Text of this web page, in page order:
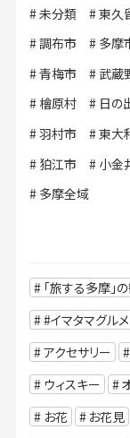
未分類 東久
調布市
多摩
青梅市
武蔵
檜原村
日の
羽村市
東大
狛江市
小金
多摩全域
「旅する多摩」
#イマタマグルメ
アクセサリー
ウィスキー
お花
お花見